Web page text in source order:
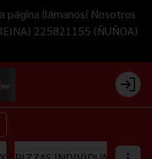
página llámanos! Nosotros
225821155 (ÑUÑOA)
Login